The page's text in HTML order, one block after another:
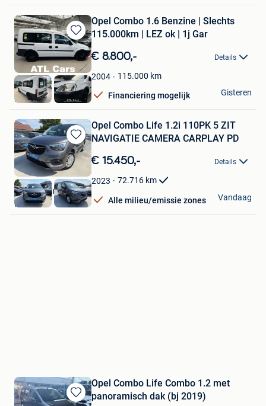
Bewaren
in
Mijn
Favorieten
Opel Combo 1.6 Benzine | Slechts
115.000km | LEZ ok | 1j Gar
€ 8.800,- Details
2004 115.000 km
Financiering mogelijk
ATL Cars
Hasselt
Gisteren
Bewaren
in
Mijn
Favorieten
Opel Combo Life 1.2i 110PK 5 ZIT
NAVIGATIE CAMERA CARPLAY PD
€ 15.450,- Details
2023 72.716 km
Alle milieu/emissie zones
KGT Trading BV
Ninove
Vandaag
Bewaren
Opel Combo Life Combo 1.2 met
panoramisch dak (bj 2019)